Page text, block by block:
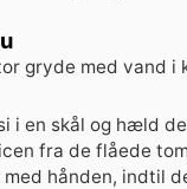
gryde med vand i
i en skål og hæld
fra de flåede
hånden, indtil